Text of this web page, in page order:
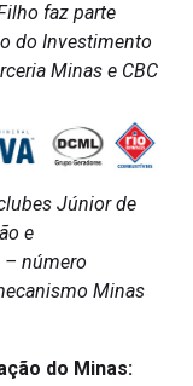
faz parte
do Investimento
Minas e CBC
Júnior de
e
– número
Minas
do Minas: